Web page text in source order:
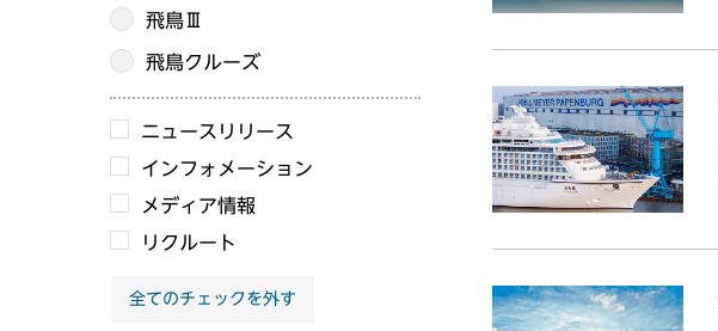
飛鳥Ⅲ
飛鳥クルーズ
ニュースリリース
インフォメーション
メディア情報
リクルート
全てのチェックを外す